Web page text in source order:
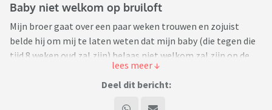
Baby niet welkom op bruiloft
Mijn broer gaat over een paar weken trouwen en zojuist
belde hij om mij te laten weten dat mijn baby (die tegen die
tijd 8 weken oud zal zijn) helaas niet welkom zal zijn op de
bruiloft. Aan de ene kant begrijp ik dit wel, maar het kwetst
Deel dit bericht: